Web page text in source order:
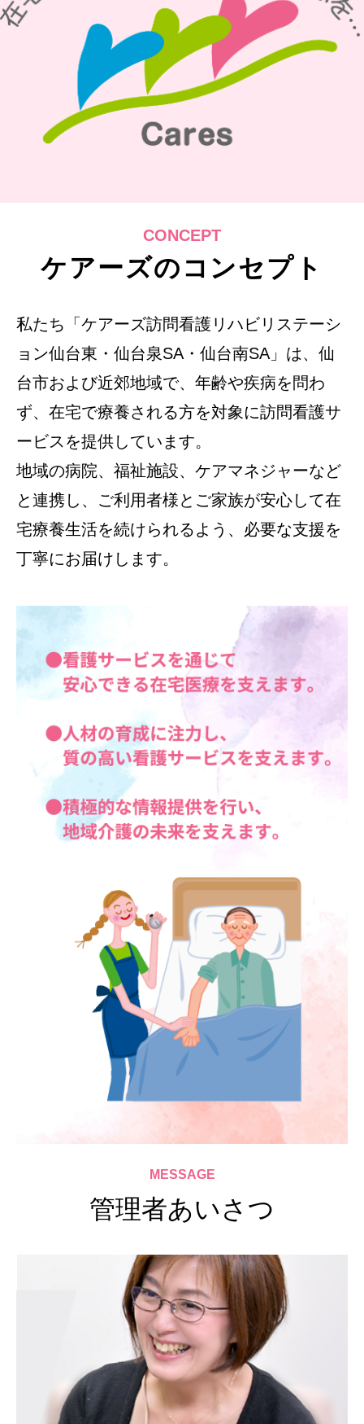
CONCEPT
ケアーズのコンセプト
私たち「ケアーズ訪問看護リハビリステーシ
ョン仙台東・仙台泉SA・仙台南SA」は、仙
台市および近郊地域で、年齢や疾病を問わ
ず、在宅で療養される方を対象に訪問看護サ
ービスを提供しています。
地域の病院、福祉施設、ケアマネジャーなど
と連携し、ご利用者様とご家族が安心して在
宅療養生活を続けられるよう、必要な支援を
丁寧にお届けします。
MESSAGE
管理者あいさつ